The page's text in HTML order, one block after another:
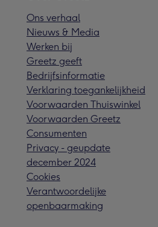
Ons verhaal
Nieuws & Media
Werken bij
Greetz geeft
Bedrijfsinformatie
Verklaring toegankelijkheid
Voorwaarden Thuiswinkel
Voorwaarden Greetz
Consumenten
Privacy - geupdate
december 2024
Cookies
Verantwoordelijke
openbaarmaking